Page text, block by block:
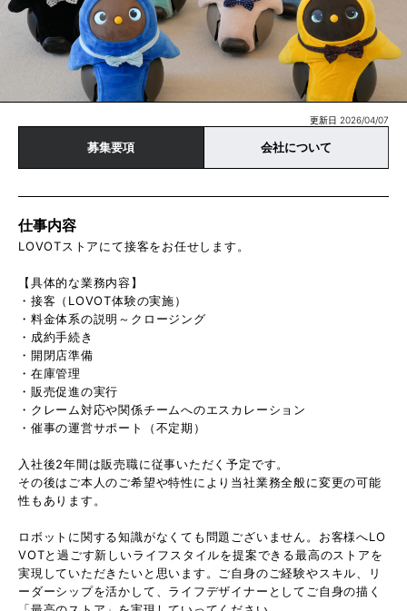
更新日 2026/04/07
募集要項 会社について
仕事内容
LOVOTストアにて接客をお任せします。
【具体的な業務内容】
・接客（LOVOT体験の実施）
・料金体系の説明～クロージング
・成約手続き
・開閉店準備
・在庫管理
・販売促進の実行
・クレーム対応や関係チームへのエスカレーション
・催事の運営サポート（不定期）
入社後2年間は販売職に従事いただく予定です。
その後はご本人のご希望や特性により当社業務全般に変更の可能
性もあります。
ロボットに関する知識がなくても問題ございません。お客様へLO
VOTと過ごす新しいライフスタイルを提案できる最高のストアを
実現していただきたいと思います。ご自身のご経験やスキル、リ
ーダーシップを活かして、ライフデザイナーとしてご自身の描く